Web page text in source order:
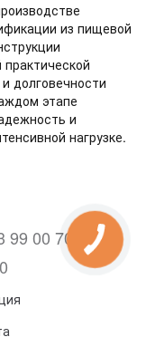
из пищевой
долговечности
этапе
и
нагрузке.
00 700